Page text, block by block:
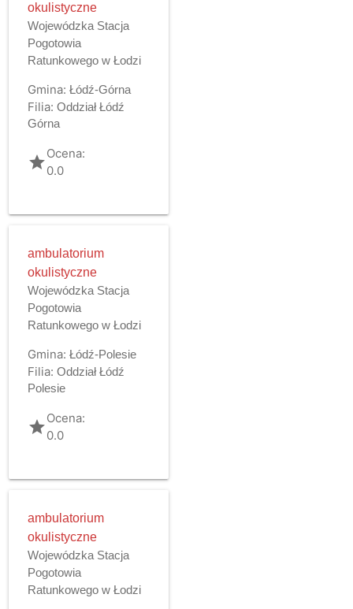
okulistyczne
Wojewódzka Stacja
Pogotowia
Ratunkowego w Łodzi
Gmina: Łódź-Górna
Filia: Oddział Łódź
Górna
gradeOcena:
0.0
ambulatorium
okulistyczne
Wojewódzka Stacja
Pogotowia
Ratunkowego w Łodzi
Gmina: Łódź-Polesie
Filia: Oddział Łódź
Polesie
gradeOcena:
0.0
ambulatorium
okulistyczne
Wojewódzka Stacja
Pogotowia
Ratunkowego w Łodzi